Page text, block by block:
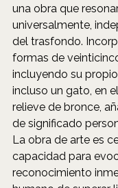
una obra que
universalmente,
del trasfondo.
formas de
incluyendo su
incluso un gato, en
relieve de bronce,
de significado
La obra de arte es
capacidad para
reconocimiento